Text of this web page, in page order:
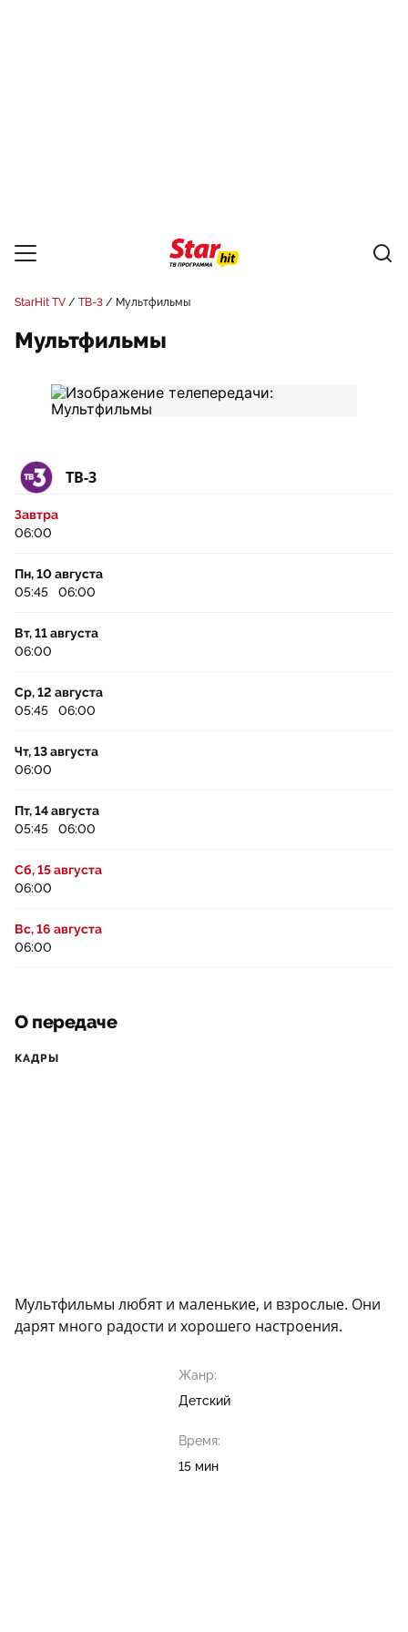
StarHit TV ТВ-3 Мультфильмы
Мультфильмы
ТВ-3
Завтра
06:00
Пн, 10 августа
05:45
06:00
Вт, 11 августа
06:00
Ср, 12 августа
05:45
06:00
Чт, 13 августа
06:00
Пт, 14 августа
05:45
06:00
Сб, 15 августа
06:00
Вс, 16 августа
06:00
О передаче
КАДРЫ
Мультфильмы любят и маленькие, и взрослые. Они
дарят много радости и хорошего настроения.
Жанр:
Детский
Время:
15 мин